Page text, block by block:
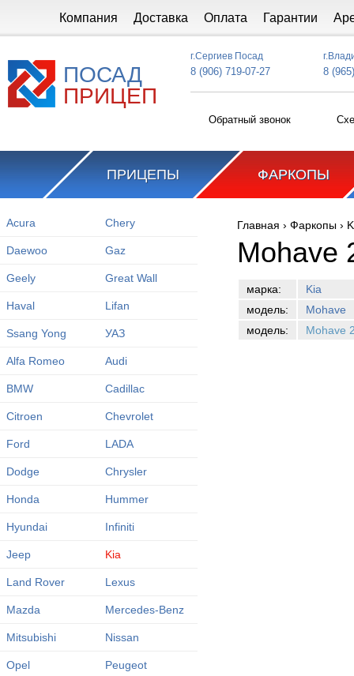
Компания Доставка Оплата Гарантии
ПОСАД
ПРИЦЕП
г.Сергиев Посад
8 (906) 719-07-27 8
Обратный звонок
ПРИЦЕПЫ ФАРКОПЫ
Acura Chery
Daewoo Gaz
Geely Great Wall
Haval Lifan
Ssang Yong УАЗ
Alfa Romeo Audi
BMW Cadillac
Citroen Chevrolet
Ford LADA
Dodge Chrysler
Honda Hummer
Hyundai Infiniti
Jeep Kia
Land Rover Lexus
Mazda Mercedes-Benz
Mitsubishi Nissan
Opel Peugeot
Вы здесь
Главная › Фаркопы ›
Mohave
марка:
Kia
модель:
Mohave
модель:
Mohave